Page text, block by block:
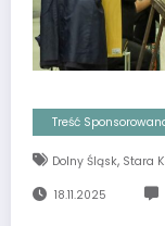
Treść
Dolny Śląsk, Stara
18.11.2025